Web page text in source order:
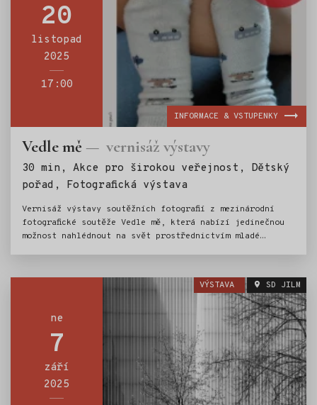
20
listopad
2025
17:00
Vedle mě vernisáž výstavy
30 min, Akce pro širokou veřejnost, Dětský
pořad, Fotografická výstava
Vernisáž výstavy soutěžních fotografií z mezinárodní
fotografické soutěže Vedle mě, která nabízí jedinečnou
možnost nahlédnout na svět prostřednictvím mladé
každodennosti, osobní příběhy i nečekané detaily,
kterým dospělý pohled často uniká. Výstava představí
výběr nejzajímavějších snímků, které vynikají
spontánností, autenticitou a upřímným pohledem na svět.
Kromě vystavených fotografií si mohou návštěvníci užít
hudební doprovod a drobné občerstvení.
INFORMACE & VSTUPENKY
ne
7
září
2025
VÝSTAVA SD JILM